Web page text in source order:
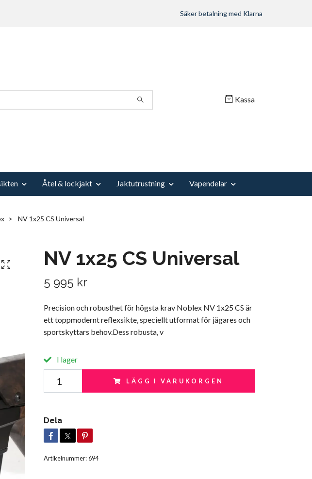
Säker betalning med Klarna
Kassa
Åtel & lockjakt Jaktutrustning Vapendelar
NV 1x25 CS Universal
NV 1x25 CS Universal
5 995 kr
Precision och robusthet för högsta krav Noblex NV 1x25 CS är
ett toppmodernt reflexsikte, speciellt utformat för jägares och
sportskyttars behov.Dess robusta, v
I lager
LÄGG I VARUKORGEN
Dela
Artikelnummer:694